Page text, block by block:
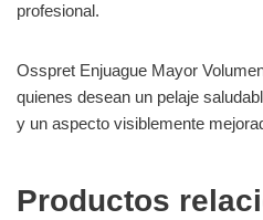
profesional.
Osspret Enjuague Mayor
quienes desean un pelaje
y un aspecto visiblemente
Productos